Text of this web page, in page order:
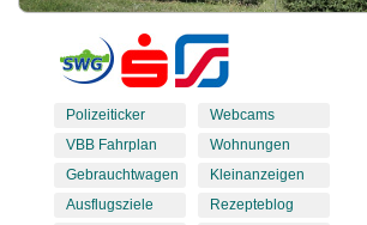
Polizeiticker
VBB Fahrplan
Gebrauchtwagen
Ausflugsziele
Webcams
Wohnungen
Kleinanzeigen
Rezepteblog